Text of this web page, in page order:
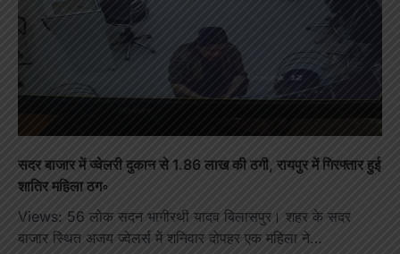
सदर बाजार में ज्वेलरी दुकान से 1.86 लाख की ठगी, रायपुर में गिरफ्तार हुई
शातिर महिला ठग◦
Views: 56 लोक सदन भागीरथी यादव बिलासपुर। शहर के सदर
बाजार स्थित अजय ज्वेलर्स में शनिवार दोपहर एक महिला ने…